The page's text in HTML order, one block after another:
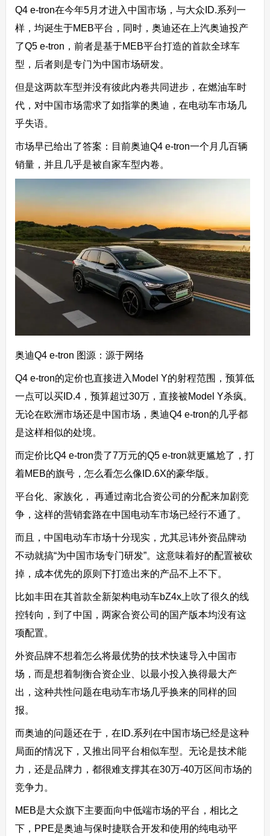
Q4 e-tron在今年5月才进入中国市场，与大众ID.系列一
样，均诞生于MEB平台，同时，奥迪还在上汽奥迪投产
了Q5 e-tron，前者是基于MEB平台打造的首款全球车
型，后者则是专门为中国市场研发。
但是这两款车型并没有彼此内卷共同进步，在燃油车时
代，对中国市场需求了如指掌的奥迪，在电动车市场几
乎失语。
市场早已给出了答案：目前奥迪Q4 e-tron一个月几百辆
销量，并且几乎是被自家车型内卷。
奥迪Q4 e-tron 图源：源于网络
Q4 e-tron的定价也直接进入Model Y的射程范围，预算低
一点可以买ID.4，预算超过30万，直接被Model Y杀疯。
无论在欧洲市场还是中国市场，奥迪Q4 e-tron的几乎都
是这样相似的处境。
而定价比Q4 e-tron贵了7万元的Q5 e-tron就更尴尬了，打
着MEB的旗号，怎么看怎么像ID.6X的豪华版。
平台化、家族化， 再通过南北合资公司的分配来加剧竞
争，这样的营销套路在中国电动车市场已经行不通了。
而且，中国电动车市场十分现实，尤其忌讳外资品牌动
不动就搞“为中国市场专门研发”。这意味着好的配置被砍
掉，成本优先的原则下打造出来的产品不上不下。
比如丰田在其首款全新架构电动车bZ4x上吹了很久的线
控转向，到了中国，两家合资公司的国产版本均没有这
项配置。
外资品牌不想着怎么将最优势的技术快速导入中国市
场，而是想着制衡合资企业、以最小投入换得最大产
出，这种共性问题在电动车市场几乎换来的同样的回
报。
而奥迪的问题还在于，在ID.系列在中国市场已经是这种
局面的情况下，又推出同平台相似车型。无论是技术能
力，还是品牌力，都很难支撑其在30万-40万区间市场的
竞争力。
MEB是大众旗下主要面向中低端市场的平台，相比之
下，PPE是奥迪与保时捷联合开发和使用的纯电动平